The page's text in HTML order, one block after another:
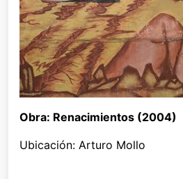
Obra: Renacimientos (2004)
Ubicación: Arturo Mollo